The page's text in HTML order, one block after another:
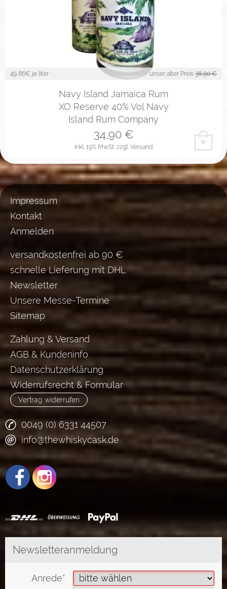
49,86€ je liter unser alter Preis 38,90 €
Navy Island Jamaica Rum
XO Reserve 40% Vol Navy
Island Rum Company
inkl. 19% MwSt. zzgl. Versand
34,90€
Impressum
Kontakt
Anmelden
versandkostenfrei ab 90 €
schnelle Lieferung mit DHL
Newsletter
Unsere Messe-Termine
Sitemap
Zahlung & Versand
AGB & Kundeninfo
Datenschutzerklärung
Widerrufsrecht & Formular
Vertrag widerrufen
0049 (0) 6331 44507
info@thewhiskycask.de